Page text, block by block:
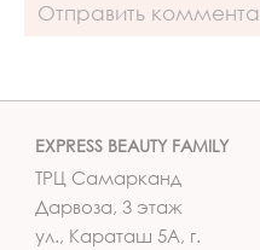
EXPRESS BEAUTY FAMILY
ТРЦ Самарканд
Дарвоза, 3 этаж
ул., Караташ 5А, г.